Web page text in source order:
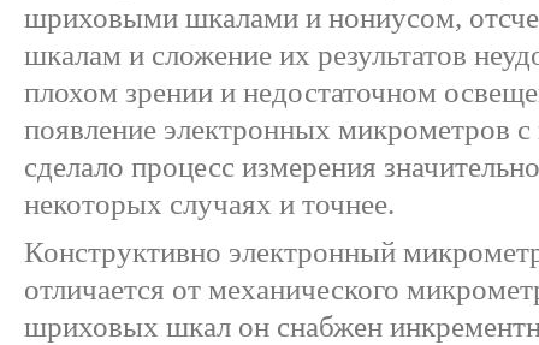
шриховыми шкалами и нониусом,
шкалам и сложение их результатов
плохом зрении и недостаточном
появление электронных микрометров
сделало процесс измерения
некоторых случаях и точнее.
Конструктивно электронный
отличается от механического
шриховых шкал он снабжен